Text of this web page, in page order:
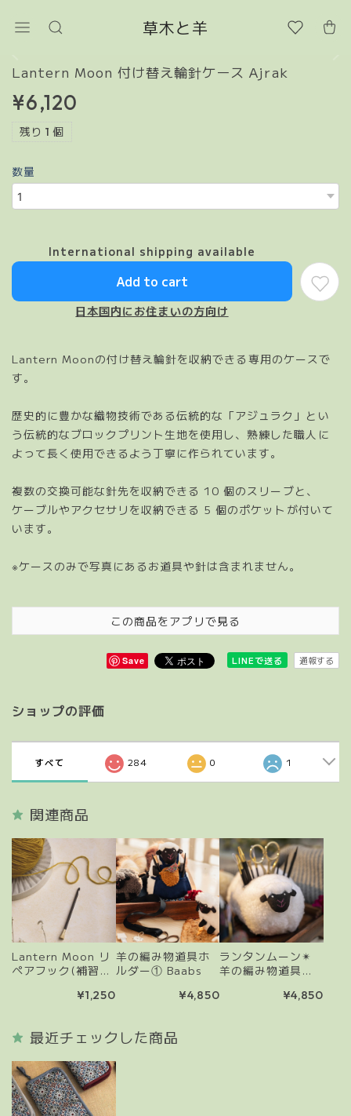
草木と羊
Lantern Moon 付け替え輪針ケース Ajrak
¥6,120
残り 1 個
数量
International shipping available
Add to cart
日本国内にお住まいの方向け
Lantern Moonの付け替え輪針を収納できる専用のケースで
す。
歴史的に豊かな織物技術である伝統的な「アジュラク」とい
う伝統的なブロックプリント生地を使用し、熟練した職人に
よって長く使用できるよう丁寧に作られています。
複数の交換可能な針先を収納できる 10 個のスリーブと、
ケーブルやアクセサリを収納できる 5 個のポケットが付いて
います。
※ケースのみで写真にあるお道具や針は含まれません。
この商品をアプリで見る
Save LINEで送る 通報する
ショップの評価
すべて 284 0 1
関連商品
Lantern Moon リ
ペアフック(補習用
¥1,250
羊の編み物道具ホ
ルダー① Baabs
¥4,850
ランタンムーン✴︎
羊の編み物道具ホ
¥4,850
最近チェックした商品